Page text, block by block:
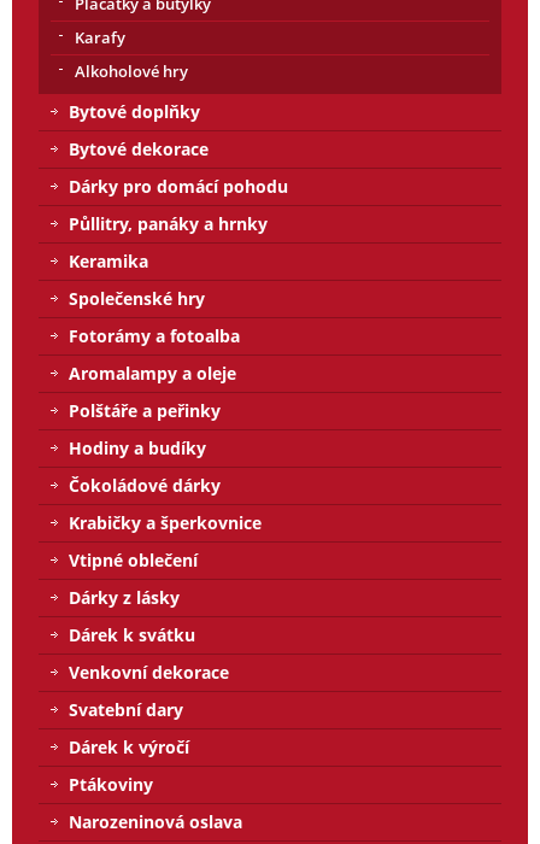
Karafy
Alkoholové hry
Bytové doplňky
Bytové dekorace
Dárky pro domácí pohodu
Půllitry, panáky a hrnky
Keramika
Společenské hry
Fotorámy a fotoalba
Aromalampy a oleje
Polštáře a peřinky
Hodiny a budíky
Čokoládové dárky
Krabičky a šperkovnice
Vtipné oblečení
Dárky z lásky
Dárek k svátku
Venkovní dekorace
Svatební dary
Dárek k výročí
Ptákoviny
Narozeninová oslava